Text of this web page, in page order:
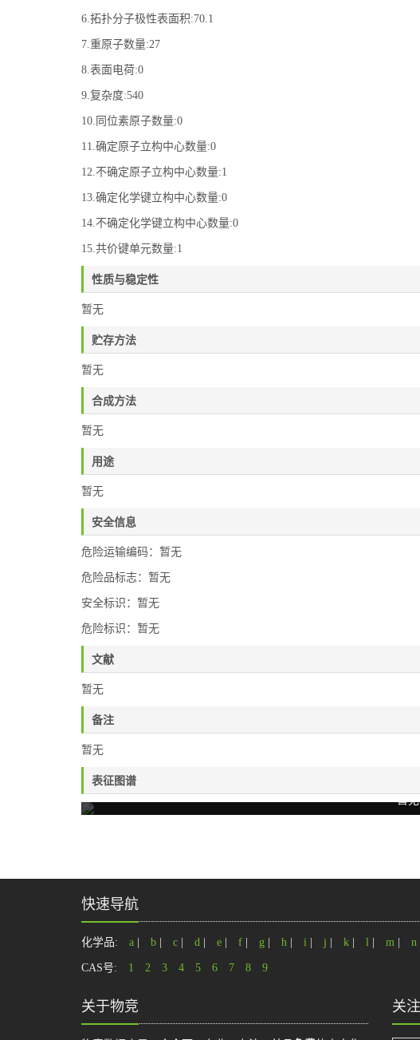
6.拓扑分子极性表面积:70.1
7.重原子数量:27
8.表面电荷:0
9.复杂度:540
10.同位素原子数量:0
11.确定原子立构中心数量:0
12.不确定原子立构中心数量:1
13.确定化学键立构中心数量:0
14.不确定化学键立构中心数量:0
15.共价键单元数量:1
性质与稳定性
暂无
贮存方法
暂无
合成方法
暂无
用途
暂无
安全信息
危险运输编码：暂无
危险品标志：暂无
安全标识：暂无
危险标识：暂无
文献
暂无
备注
暂无
表征图谱
暂
快速导航
化学品: a b c d e f g h i j k l m n
CAS号: 1 2 3 4 5 6 7 8 9
关于物竞 关